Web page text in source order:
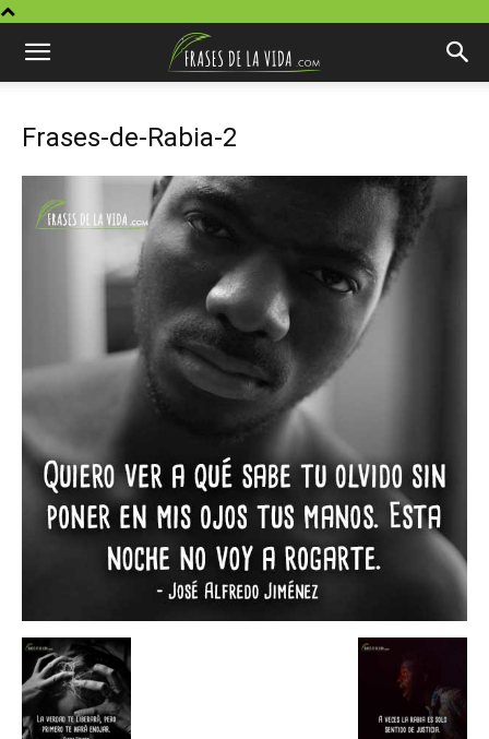
Frases-de-Rabia-2